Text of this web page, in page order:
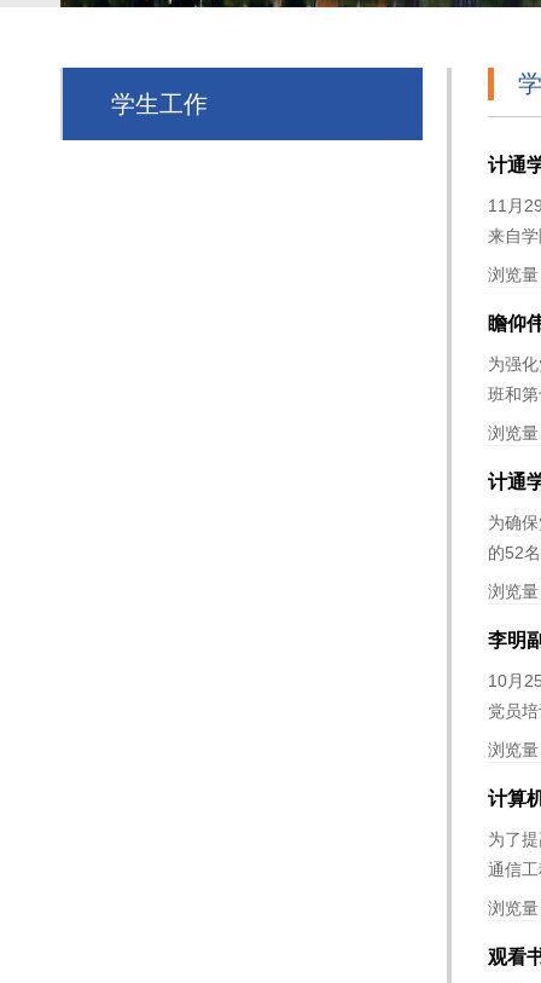
学生工作
计通
11月
来自
浏览
瞻仰
为强
班和
浏览
计通
为确
的52
浏览
李明
10月
党员
浏览
计算
为了
通信
浏览
观看